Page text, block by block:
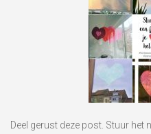
Deel gerust deze post. Stuur het